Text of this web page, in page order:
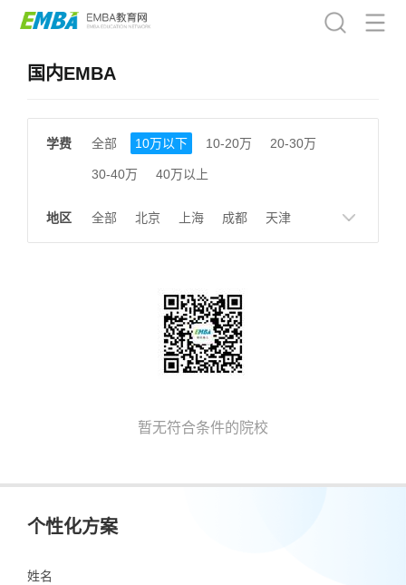
国内EMBA
学费 全部 10万以下 10-20万 20-30万
30-40万 40万以上
地区 全部 北京 上海 成都 天津
山东 安徽
广州
暂无符合条件的院校
个性化方案
姓名